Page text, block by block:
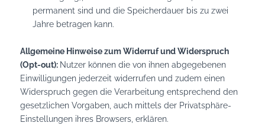
permanent sind und die Speicherdauer bis zu zwei
Jahre betragen kann.
Allgemeine Hinweise zum Widerruf und Widerspruch
(Opt-out): Nutzer können die von ihnen abgegebenen
Einwilligungen jederzeit widerrufen und zudem einen
Widerspruch gegen die Verarbeitung entsprechend den
gesetzlichen Vorgaben, auch mittels der Privatsphäre-
Einstellungen ihres Browsers, erklären.